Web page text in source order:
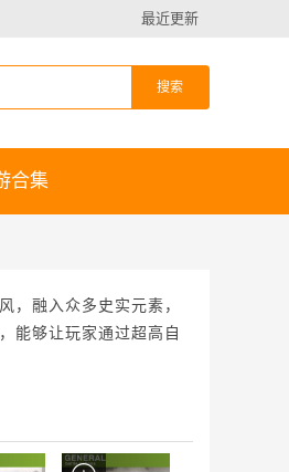
最近更新
合集
，融入众多史实元素，
能够让玩家通过超高自